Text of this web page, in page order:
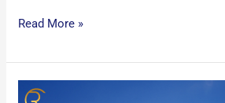
Read More »
MUT